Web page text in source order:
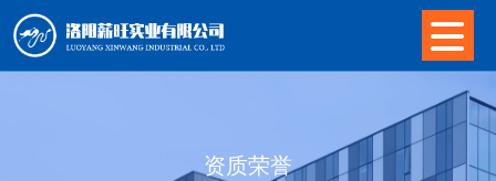
资质荣誉